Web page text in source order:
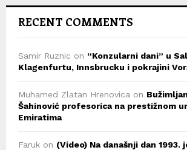
RECENT COMMENTS
Samir Ruznic on “Konzularni dani” u
Klagenfurtu, Innsbrucku i pokrajini
Muhamed Zlatan Hrenovica on
Šahinović profesorica na prestižnom
Emiratima
Faruk on (Video) Na današnji dan 1993.